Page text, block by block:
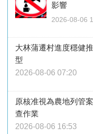
影響
2026-08-06
大林蒲遷村進度穩健
型
2026-08-06 07:20
原核准視為農地列管
查作業
2026-08-06 16:53